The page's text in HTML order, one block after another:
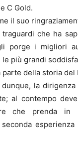
C Gold.
il suo
che ha
porge i migliori
più grandi
parte della storia del
la
al contempo
che prenda in